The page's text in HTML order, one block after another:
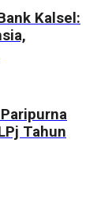
Kalsel:
Tahun